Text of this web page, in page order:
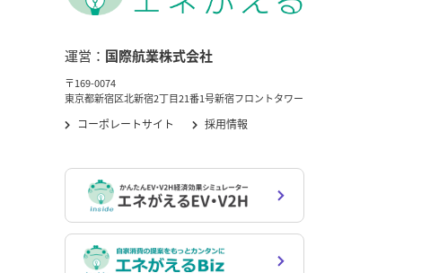
運営： 国際航業株式会社
〒169-0074
東京都新宿区北新宿2丁目21番1号新宿フロントタワー
コーポレートサイト 採用情報